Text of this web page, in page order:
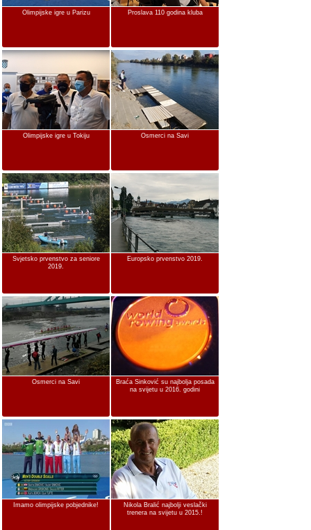
Olimpijske igre u Parizu Proslava 110 godina kluba
Olimpijske igre u Tokiju Osmerci na Savi
Svjetsko prvenstvo za seniore
2019.
Europsko prvenstvo 2019.
Osmerci na Savi
Braća Sinković su najbolja posada
na svijetu u 2016. godini
Imamo olimpijske pobjednike!
Nikola Bralić najbolji veslački
trenera na svijetu u 2015.!